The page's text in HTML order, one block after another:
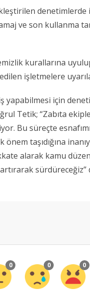
ve son kullanma
kurallarına
işletmelere
yapabilmesi için
Tetik; “Zabıta
Bu süreçte
taşıdığına
alarak kamu
sürdüreceğiz”
0 0 0